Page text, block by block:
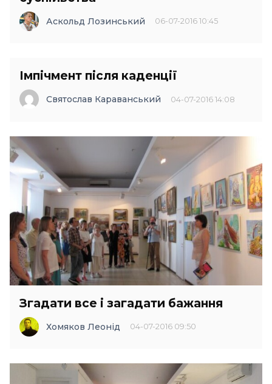
Аскольд Лозинський 06-07-2016 10:45
Імпічмент після каденції
Святослав Караванський 04-07-2016 14:08
Згадати все і загадати бажання
Хомяков Леонід 04-07-2016 09:50